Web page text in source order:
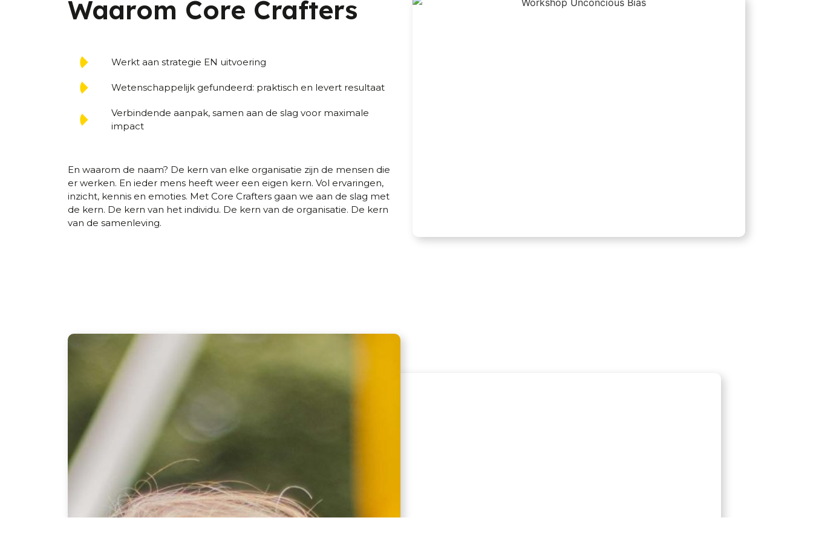
Waarom Core Crafters
Werkt aan strategie EN uitvoering
Wetenschappelijk gefundeerd: praktisch en levert resultaat
Verbindende aanpak, samen aan de slag voor maximale
impact
En waarom de naam? De kern van elke organisatie zijn de mensen die
er werken. En ieder mens heeft weer een eigen kern. Vol ervaringen,
inzicht, kennis en emoties. Met Core Crafters gaan we aan de slag met
de kern. De kern van het individu. De kern van de organisatie. De kern
van de samenleving.